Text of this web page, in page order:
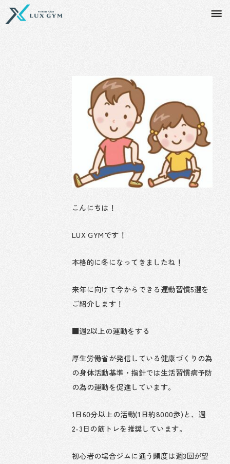
こんにちは！
LUX GYMです！
本格的に冬になってきましたね！
来年に向けて今からできる運動習慣5選を
ご紹介します！
■週2以上の運動をする
厚生労働省が発信している健康づくりの為
の身体活動基準・指針では生活習慣病予防
の為の運動を促進しています。
1日60分以上の活動(1日約8000歩)と、週
2-3日の筋トレを推奨しています。
初心者の場合ジムに通う頻度は週3回が望